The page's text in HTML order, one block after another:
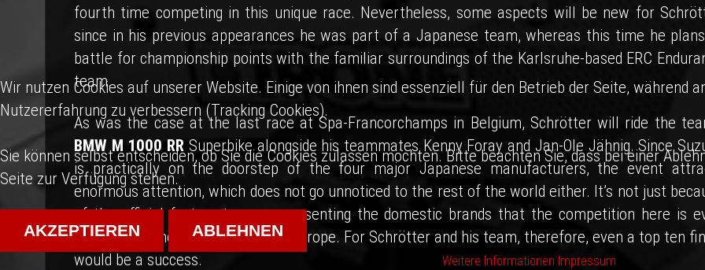
fourth time competing in this unique race. Nevertheless, some aspects will be new for
since in his previous appearances he was part of a Japanese team, whereas this time he
battle for championship points with the familiar surroundings of the Karlsruhe-based ERC
team.
As was the case at the last race at Spa-Francorchamps in Belgium, Schrötter will ride the
BMW M 1000 RR Superbike alongside his teammates Kenny Foray and Jan-Ole Jähnig. Since
is practically on the doorstep of the four major Japanese manufacturers, the event
enormous attention, which does not go unnoticed to the rest of the world either. It’s not just
of the official factory teams representing the domestic brands that the competition here is
tougher and more intense than in Europe. For Schrötter and his team, therefore, even a top ten
would be a success.
Wir nutzen Cookies auf unserer Website. Einige von ihnen sind essenziell für den Betrieb der Seite, während
Nutzererfahrung zu verbessern (Tracking Cookies).
Sie können selbst entscheiden, ob Sie die Cookies zulassen möchten. Bitte beachten Sie, dass bei einer
Seite zur Verfügung stehen.
AKZEPTIEREN ABLEHNEN
Weitere Informationen Impressum